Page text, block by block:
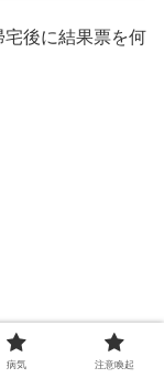
後に結果票を何
けではありませ
病気 注意喚起